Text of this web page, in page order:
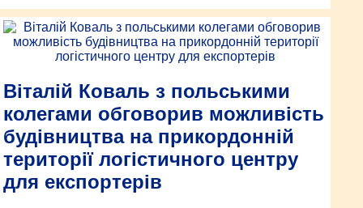
Віталій Коваль з польськими
колегами обговорив можливість
будівництва на прикордонній
території логістичного центру
для експортерів